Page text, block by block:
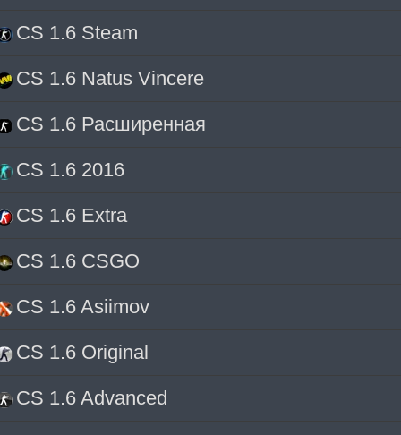
CS 1.6 Steam
CS 1.6 Natus Vincere
CS 1.6 Расширенная
CS 1.6 2016
CS 1.6 Extra
CS 1.6 CSGO
CS 1.6 Asiimov
CS 1.6 Original
CS 1.6 Advanced